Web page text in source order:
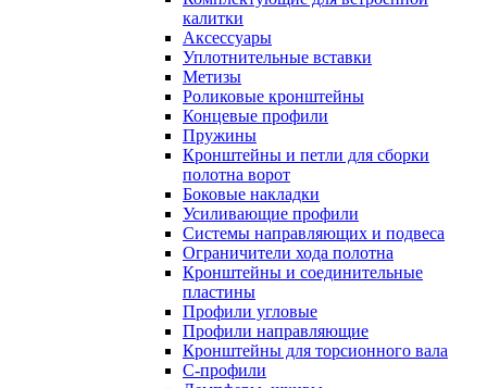
калитки
Аксессуары
Уплотнительные вставки
Метизы
Роликовые кронштейны
Концевые профили
Пружины
Кронштейны и петли для сборки
полотна ворот
Боковые накладки
Усиливающие профили
Системы направляющих и подвеса
Ограничители хода полотна
Кронштейны и соединительные
пластины
Профили угловые
Профили направляющие
Кронштейны для торсионного вала
С-профили